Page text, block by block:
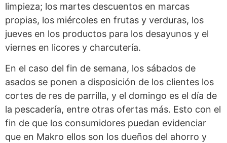
limpieza; los martes descuentos en marcas
propias, los miércoles en frutas y verduras, los
jueves en los productos para los desayunos y el
viernes en licores y charcutería.
En el caso del fin de semana, los sábados de
asados se ponen a disposición de los clientes los
cortes de res de parrilla, y el domingo es el día de
la pescadería, entre otras ofertas más. Esto con el
fin de que los consumidores puedan evidenciar
que en Makro ellos son los dueños del ahorro y